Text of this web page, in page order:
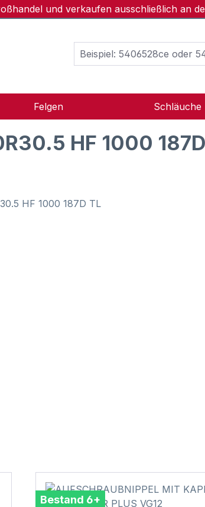
und verkaufen ausschließlich an
Felgen Schläuche
HF 1000
Bestand 6+